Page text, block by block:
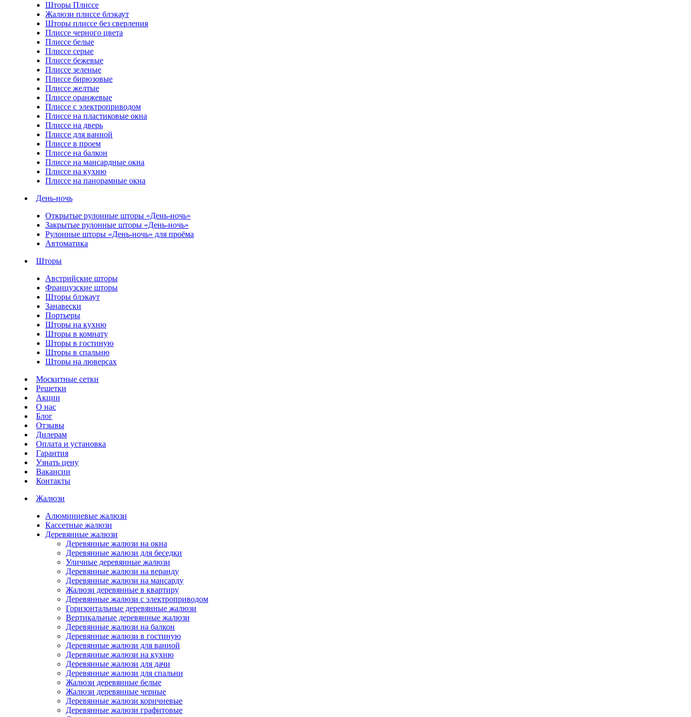
Шторы Плиссе
Жалюзи плиссе блэкаут
Шторы плиссе без сверления
Плиссе черного цвета
Плиссе белые
Плиссе серые
Плиссе бежевые
Плиссе зеленые
Плиссе бирюзовые
Плиссе желтые
Плиссе оранжевые
Плиссе с электроприводом
Плиссе на пластиковые окна
Плиссе на дверь
Плиссе для ванной
Плиссе в проем
Плиссе на балкон
Плиссе на мансардные окна
Плиссе на кухню
Плиссе на панорамные окна
День-ночь
Открытые рулонные шторы «День-ночь»
Закрытые рулонные шторы «День-ночь»
Рулонные шторы «День-ночь» для проёма
Автоматика
Шторы
Австрийские шторы
Французские шторы
Шторы блэкаут
Занавески
Портьеры
Шторы на кухню
Шторы в комнату
Шторы в гостиную
Шторы в спальню
Шторы на люверсах
Москитные сетки
Решетки
Акции
О нас
Блог
Отзывы
Дилерам
Оплата и установка
Гарантия
Узнать цену
Вакансии
Контакты
Жалюзи
Алюминиевые жалюзи
Кассетные жалюзи
Деревянные жалюзи
Деревянные жалюзи на окна
Деревянные жалюзи для беседки
Уличные деревянные жалюзи
Деревянные жалюзи на веранду
Деревянные жалюзи на мансарду
Жалюзи деревянные в квартиру
Деревянные жалюзи с электроприводом
Горизонтальные деревянные жалюзи
Вертикальные деревянные жалюзи
Деревянные жалюзи на балкон
Деревянные жалюзи в гостиную
Деревянные жалюзи для ванной
Деревянные жалюзи на кухню
Деревянные жалюзи для дачи
Деревянные жалюзи для спальни
Жалюзи деревянные белые
Жалюзи деревянные черные
Деревянные жалюзи коричневые
Деревянные жалюзи графитовые